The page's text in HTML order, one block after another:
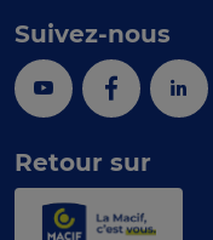
Suivez-nous
YoutubeFacebook
Retour sur